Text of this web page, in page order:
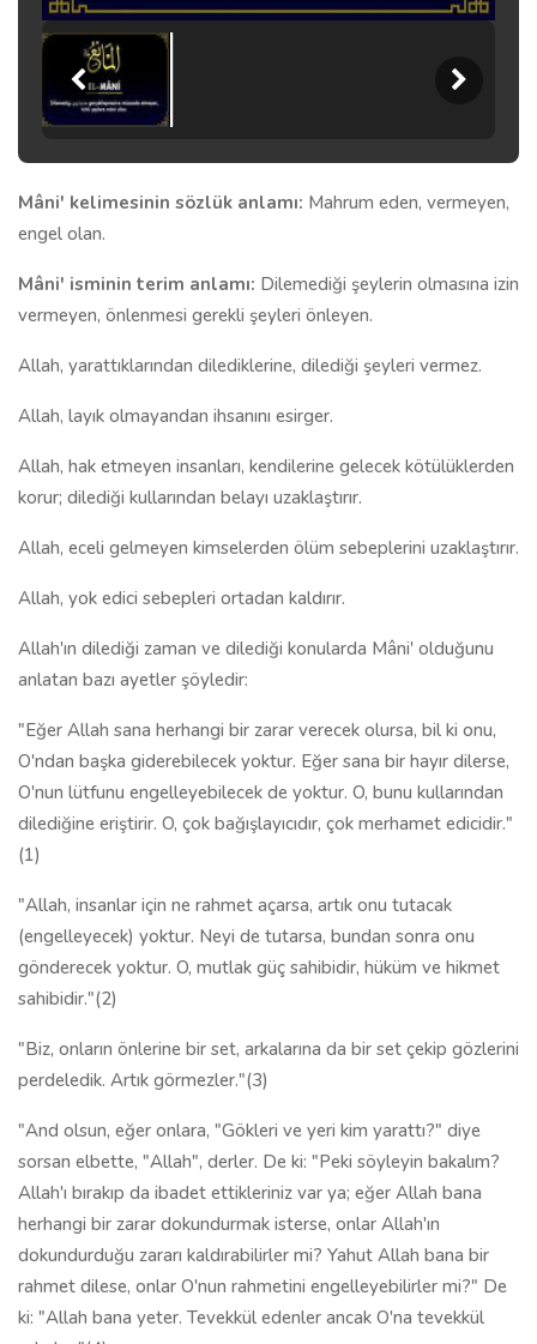
Mâni' kelimesinin sözlük anlamı: Mahrum eden, vermeyen,
engel olan.
Mâni' isminin terim anlamı: Dilemediği şeylerin olmasına izin
vermeyen, önlenmesi gerekli şeyleri önleyen.
Allah, yarattıklarından dilediklerine, dilediği şeyleri vermez.
Allah, layık olmayandan ihsanını esirger.
Allah, hak etmeyen insanları, kendilerine gelecek kötülüklerden
korur; dilediği kullarından belayı uzaklaştırır.
Allah, eceli gelmeyen kimselerden ölüm sebeplerini uzaklaştırır.
Allah, yok edici sebepleri ortadan kaldırır.
Allah'ın dilediği zaman ve dilediği konularda Mâni' olduğunu
anlatan bazı ayetler şöyledir:
"Eğer Allah sana herhangi bir zarar verecek olursa, bil ki onu,
O'ndan başka giderebilecek yoktur. Eğer sana bir hayır dilerse,
O'nun lütfunu engelleyebilecek de yoktur. O, bunu kullarından
dilediğine eriştirir. O, çok bağışlayıcıdır, çok merhamet edicidir."
(1)
"Allah, insanlar için ne rahmet açarsa, artık onu tutacak
(engelleyecek) yoktur. Neyi de tutarsa, bundan sonra onu
gönderecek yoktur. O, mutlak güç sahibidir, hüküm ve hikmet
sahibidir."(2)
"Biz, onların önlerine bir set, arkalarına da bir set çekip gözlerini
perdeledik. Artık görmezler."(3)
"And olsun, eğer onlara, "Gökleri ve yeri kim yarattı?" diye
sorsan elbette, "Allah", derler. De ki: "Peki söyleyin bakalım?
Allah'ı bırakıp da ibadet ettikleriniz var ya; eğer Allah bana
herhangi bir zarar dokundurmak isterse, onlar Allah'ın
dokundurduğu zararı kaldırabilirler mi? Yahut Allah bana bir
rahmet dilese, onlar O'nun rahmetini engelleyebilirler mi?" De
ki: "Allah bana yeter. Tevekkül edenler ancak O'na tevekkül